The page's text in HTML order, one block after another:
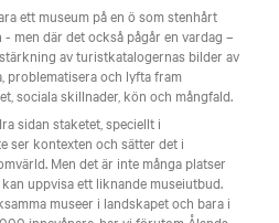
ett museum på en ö som stenhårt
men där det också pågår en vardag –
av turistkatalogernas bilder av
problematisera och lyfta fram
sociala skillnader, kön och mångfald.
sidan staketet, speciellt i
ser kontexten och sätter det i
Men det är inte många platser
uppvisa ett liknande museiutbud.
museer i landskapet och bara i